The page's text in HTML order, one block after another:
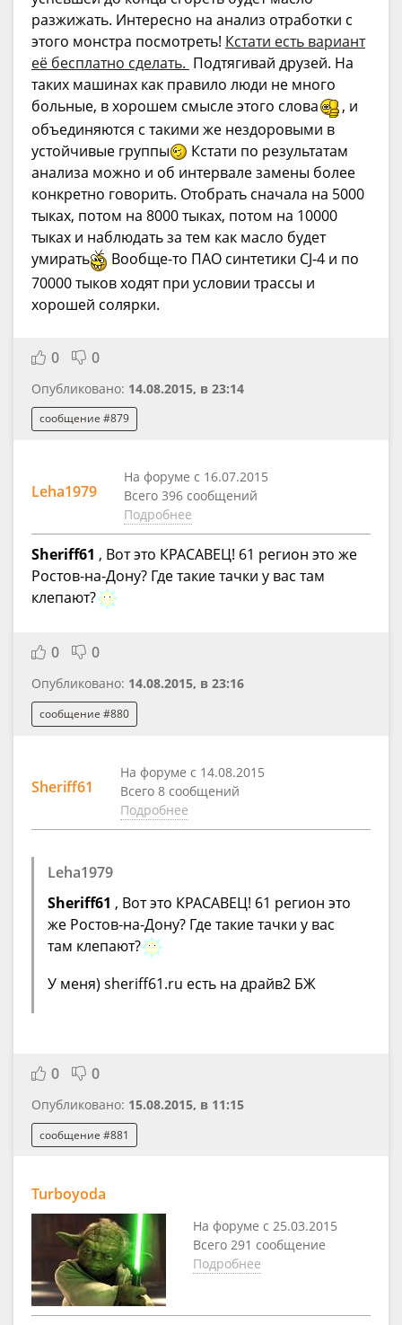
разжижать. Интересно на анализ отработки с
этого монстра посмотреть! Кстати есть вариант
её бесплатно сделать. Подтягивай друзей. На
таких машинах как правило люди не много
больные, в хорошем смысле этого слова
, и
объединяются с такими же нездоровыми в
устойчивые группы
Кстати по результатам
анализа можно и об интервале замены более
конкретно говорить. Отобрать сначала на 5000
тыках, потом на 8000 тыках, потом на 10000
тыках и наблюдать за тем как масло будет
умирать
Вообще-то ПАО синтетики CJ-4 и по
70000 тыков ходят при условии трассы и
хорошей солярки.
0 0
Опубликовано: 14.08.2015, в 23:14
сообщение #879
Leha1979
На форуме с 16.07.2015
Всего 396 сообщений
Подробнее
Sheriff61 , Вот это КРАСАВЕЦ! 61 регион это же
Ростов-на-Дону? Где такие тачки у вас там
клепают?
0 0
Опубликовано: 14.08.2015, в 23:16
сообщение #880
Sheriff61
На форуме с 14.08.2015
Всего 8 сообщений
Подробнее
Leha1979
Sheriff61 , Вот это КРАСАВЕЦ! 61 регион это
же Ростов-на-Дону? Где такие тачки у вас
там клепают?
У меня) sheriff61.ru есть на драйв2 БЖ
0 0
Опубликовано: 15.08.2015, в 11:15
сообщение #881
Turboyoda
На форуме с 25.03.2015
Всего 291 сообщение
Подробнее